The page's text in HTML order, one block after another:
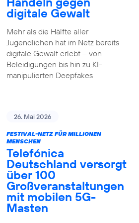
digitale Gewalt
Mehr als die Hälfte aller
Jugendlichen hat im Netz bereits
digitale Gewalt erlebt – von
Beleidigungen bis hin zu KI-
manipulierten Deepfakes
26. Mai 2026
FESTIVAL-NETZ FÜR MILLIONEN
MENSCHEN
Telefónica
Deutschland versorgt
über 100
Großveranstaltungen
mit mobilen 5G-
Masten